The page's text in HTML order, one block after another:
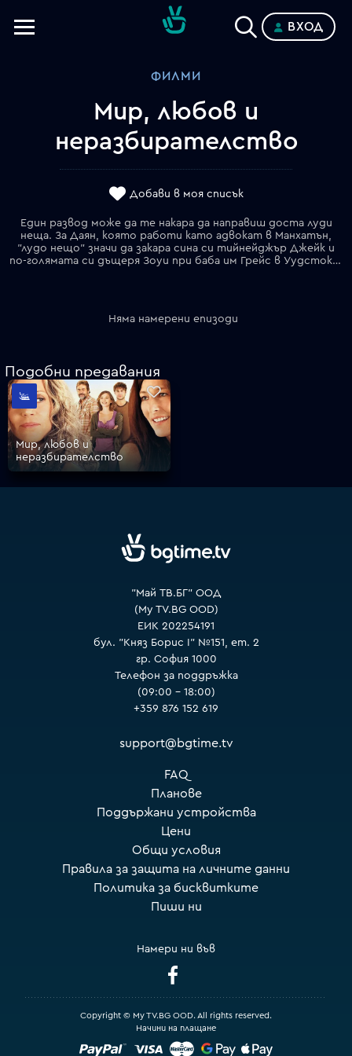
VOYO
ВХОД
ФИЛМИ
Мир, любов и
неразбирателство
Добави в моя списък
Един развод може да те накара да направиш доста луди
неща. За Даян, която работи като адвокат в Манхатън,
"лудо нещо" значи да закара сина си тийнейджър Джейк и
по-голямата си дъщеря Зоуи при баба им Грейс в Уудсток. Лудото в цялата история е, че децата никога не са се срещали с нея. Всъщност Даян не е говорила с майка си от 20 години.
Няма намерени епизоди
Подобни предавания
Мир, любов и
неразбирателство
"Май ТВ.БГ" ООД
(My TV.BG OOD)
ЕИК 202254191
бул. "Княз Борис I" №151, ет. 2
гр. София 1000
Телефон за поддръжка
(09:00 – 18:00)
+359 876 152 619
support@bgtime.tv
FAQ
Планове
Поддържани устройства
Цени
Общи условия
Правила за защита на личните данни
Политика за бисквитките
Пиши ни
Намери ни във
Начини на плащане
Copyright © My TV.BG OOD. All rights reserved.